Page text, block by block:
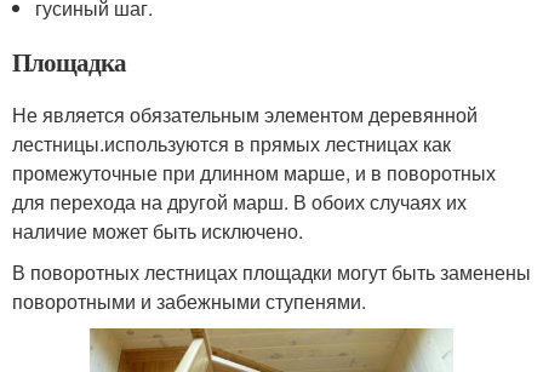
гусиный шаг.
Площадка
Не является обязательным элементом деревянной
лестницы.используются в прямых лестницах как
промежуточные при длинном марше, и в поворотных
для перехода на другой марш. В обоих случаях их
наличие может быть исключено.
В поворотных лестницах площадки могут быть заменены
поворотными и забежными ступенями.